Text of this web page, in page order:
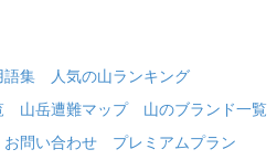
語集
人気の山ランキング
山岳遭難マップ
山のブランド一覧
お問い合わせ
プレミアムプラン